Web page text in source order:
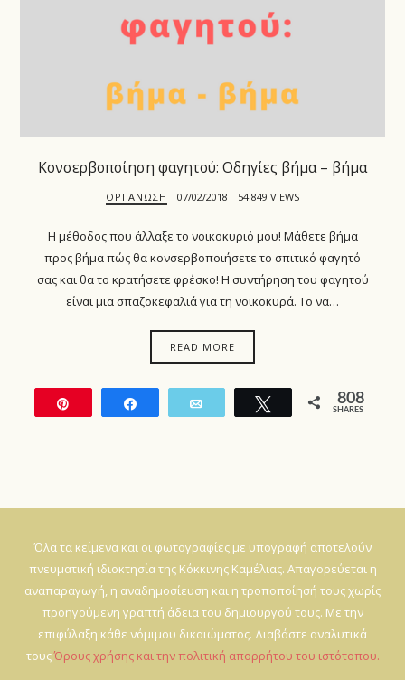
Κονσερβοποίηση φαγητού: Οδηγίες βήμα – βήμα
ΟΡΓΆΝΩΣΗ 07/02/2018 54.849 VIEWS
Η μέθοδος που άλλαξε το νοικοκυριό μου! Μάθετε βήμα
προς βήμα πώς θα κονσερβοποιήσετε το σπιτικό φαγητό
σας και θα το κρατήσετε φρέσκο! Η συντήρηση του φαγητού
είναι μια σπαζοκεφαλιά για τη νοικοκυρά. Το να…
READ MORE
Tweet 808
SHARES
Όλα τα κείμενα και οι φωτογραφίες με υπογραφή αποτελούν
πνευματική ιδιοκτησία της Κόκκινης Καμέλιας. Απαγορεύεται η
αναπαραγωγή, η αναδημοσίευση και η τροποποίησή τους χωρίς
προηγούμενη γραπτή άδεια του δημιουργού τους. Με την
επιφύλαξη κάθε νόμιμου δικαιώματος. Διαβάστε αναλυτικά
τουςΌρους χρήσης και την πολιτική απορρήτου του ιστότοπου.